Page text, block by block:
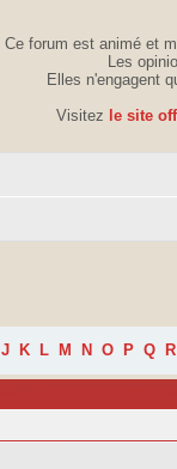
Ce forum est animé et
Les
Elles n'engagent
Visitez le site
J K L M N O P Q R